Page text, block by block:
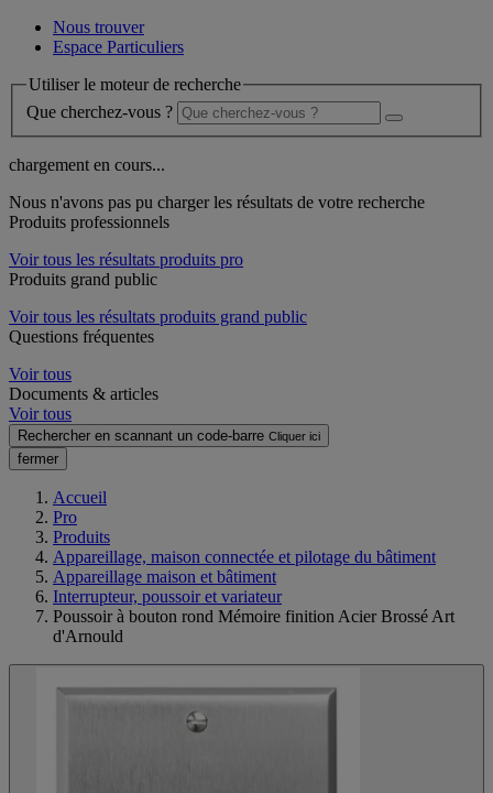
Nous trouver
Espace Particuliers
Utiliser le moteur de recherche
Que cherchez-vous ?
chargement en cours...
Nous n'avons pas pu charger les résultats de votre recherche
Produits professionnels
Voir tous les résultats produits pro
Produits grand public
Voir tous les résultats produits grand public
Questions fréquentes
Voir tous
Documents & articles
Voir tous
Rechercher en scannant un code-barre Cliquer ici
fermer
Accueil
Pro
Produits
Appareillage, maison connectée et pilotage du bâtiment
Appareillage maison et bâtiment
Interrupteur, poussoir et variateur
Poussoir à bouton rond Mémoire finition Acier Brossé Art
d'Arnould